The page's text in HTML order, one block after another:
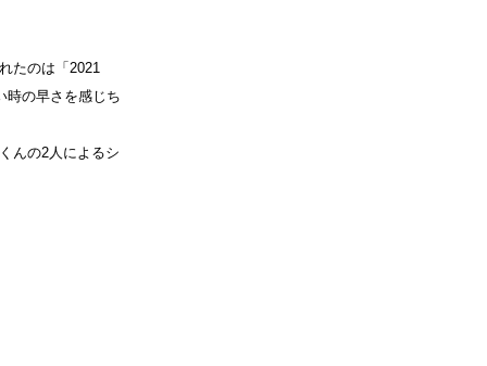
たのは「2021
時の早さを感じち
んの2人によるシ